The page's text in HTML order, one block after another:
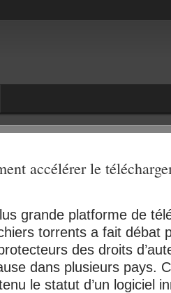
accélérer le
grande platforme de
torrents a fait débat
des droits
dans plusieurs pays.
le statut d’un logiciel